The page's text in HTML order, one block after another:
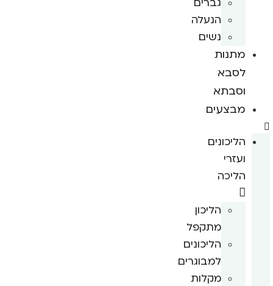
הנעלה
נשים
מתנות
לסבא
וסבתא
מבצעים
הליכונים
ועזרי
הליכה
הליכון
מתקפל
הליכונים
למבוגרים
מקלות